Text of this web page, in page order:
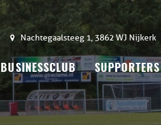
Nachtegaalsteeg 1, 3862 WJ Nijkerk
BUSINESSCLUB SUPPORTERS